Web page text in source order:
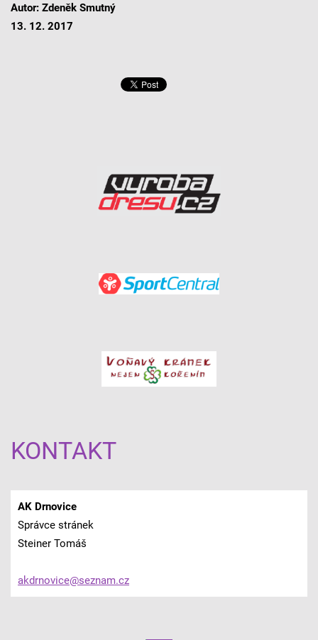
Autor: Zdeněk Smutný
13. 12. 2017
KONTAKT
AK Drnovice
Správce stránek
Steiner Tomáš
akdrnovice@seznam.cz